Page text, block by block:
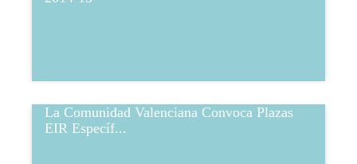
La Comunidad Valenciana Convoca Plazas
EIR Específ...